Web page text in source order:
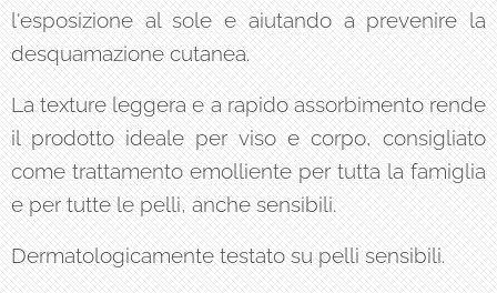
l'esposizione al sole e aiutando a prevenire la
desquamazione cutanea.
La texture leggera e a rapido assorbimento rende
il prodotto ideale per viso e corpo, consigliato
come trattamento emolliente per tutta la famiglia
e per tutte le pelli, anche sensibili.
Dermatologicamente testato su pelli sensibili.